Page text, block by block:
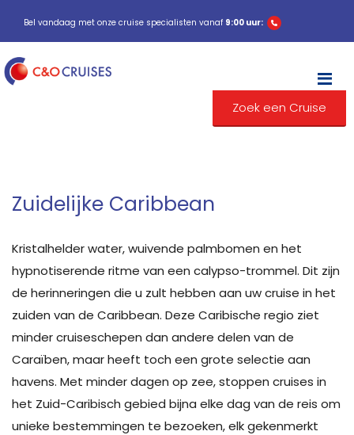
Bel vandaag met onze cruise specialisten vanaf 9:00 uur:
Zoek een Cruise
Zuidelijke Caribbean
Kristalhelder water, wuivende palmbomen en het
hypnotiserende ritme van een calypso-trommel. Dit zijn
de herinneringen die u zult hebben aan uw cruise in het
zuiden van de Caribbean. Deze Caribische regio ziet
minder cruiseschepen dan andere delen van de
Caraïben, maar heeft toch een grote selectie aan
havens. Met minder dagen op zee, stoppen cruises in
het Zuid-Caribisch gebied bijna elke dag van de reis om
unieke bestemmingen te bezoeken, elk gekenmerkt